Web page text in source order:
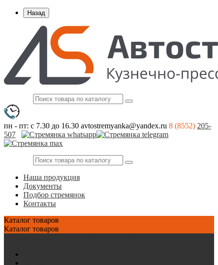
Назад
пн - пт: с 7.30 до 16.30 avtostremyanka@yandex.ru 8 (8552) 205-
507
Наша продукция
Документы
Подбор стремянок
Контакты
Каталог товаров
Каталог товаров